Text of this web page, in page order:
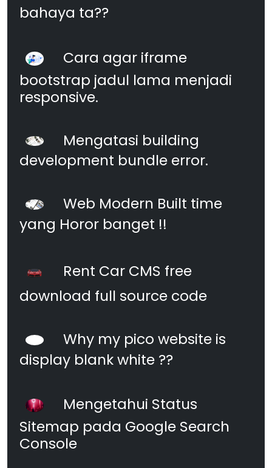
bahaya ta??
Cara agar iframe
bootstrap jadul lama menjadi
responsive.
Mengatasi building
development bundle error.
Web Modern Built time
yang Horor banget !!
Rent Car CMS free
download full source code
Why my pico website is
display blank white ??
Mengetahui Status
Sitemap pada Google Search
Console